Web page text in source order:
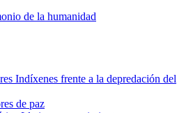
de la humanidad
Indíxenes frente a la depredación del
de paz